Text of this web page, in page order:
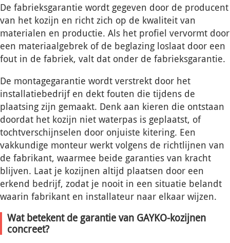
De fabrieksgarantie wordt gegeven door de producent
van het kozijn en richt zich op de kwaliteit van
materialen en productie. Als het profiel vervormt door
een materiaalgebrek of de beglazing loslaat door een
fout in de fabriek, valt dat onder de fabrieksgarantie.
De montagegarantie wordt verstrekt door het
installatiebedrijf en dekt fouten die tijdens de
plaatsing zijn gemaakt. Denk aan kieren die ontstaan
doordat het kozijn niet waterpas is geplaatst, of
tochtverschijnselen door onjuiste kitering. Een
vakkundige monteur werkt volgens de richtlijnen van
de fabrikant, waarmee beide garanties van kracht
blijven. Laat je kozijnen altijd plaatsen door een
erkend bedrijf, zodat je nooit in een situatie belandt
waarin fabrikant en installateur naar elkaar wijzen.
Wat betekent de garantie van GAYKO-kozijnen
concreet?